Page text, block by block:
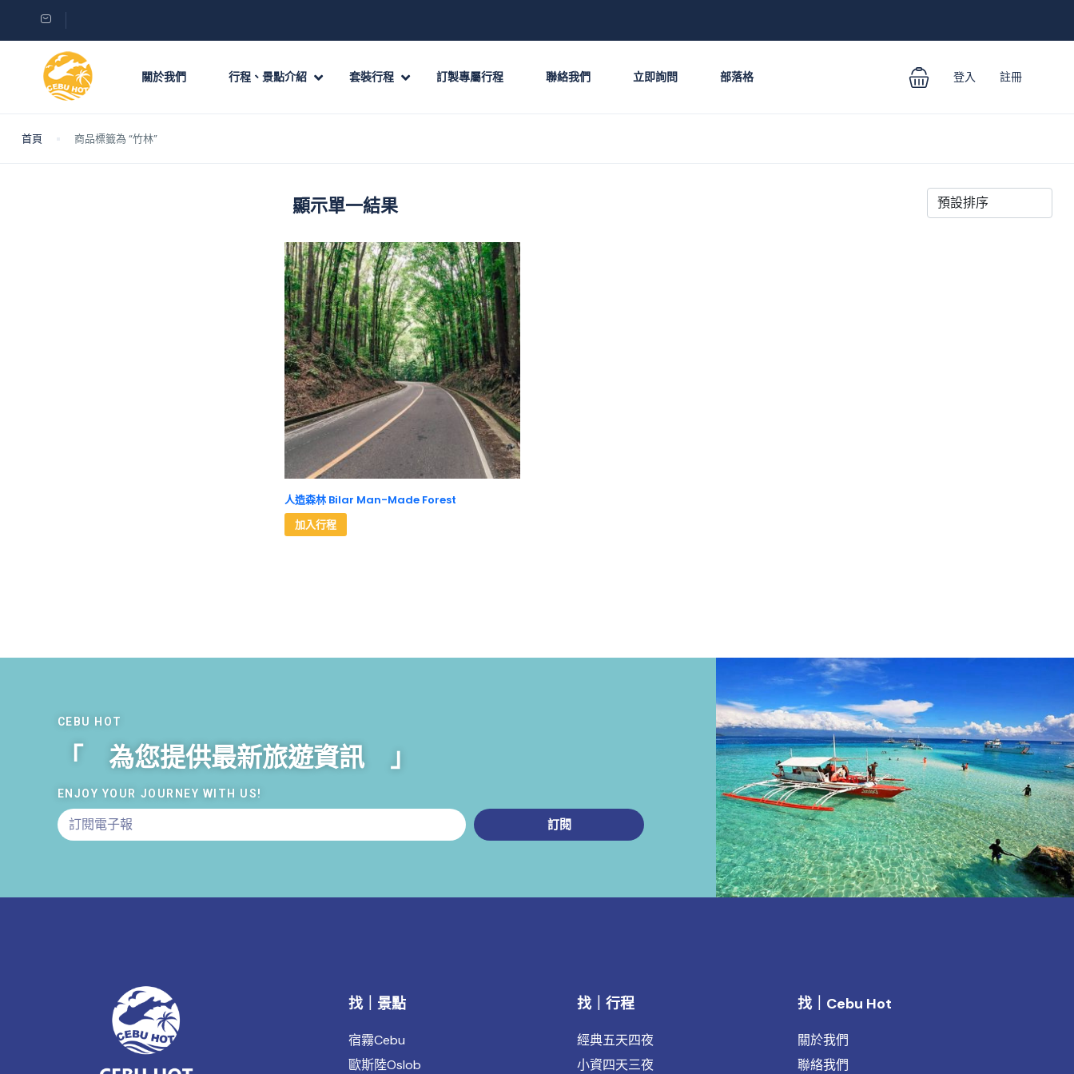
關於我們 行程、景點介紹 套裝行程 訂製專屬行程 聯絡我們 立即詢問 部落格 登入 註冊
首頁 商品標籤為 “竹林”
顯示單一結果
人造森林 Bilar Man-Made Forest
加入行程
CEBU HOT
「 為您提供最新旅遊資訊 」
ENJOY YOUR JOURNEY WITH US!
訂閱
找｜景點
宿霧Cebu
歐斯陸Oslob
找｜行程
經典五天四夜
小資四天三夜
找｜Cebu Hot
關於我們
聯絡我們